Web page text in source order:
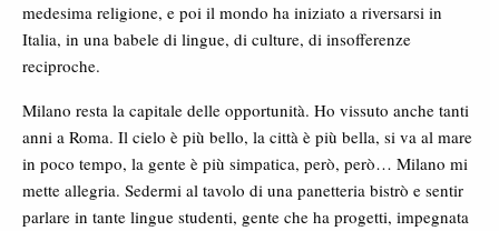
medesima religione, e poi il mondo ha iniziato a riversarsi in
Italia, in una babele di lingue, di culture, di insofferenze
reciproche.
Milano resta la capitale delle opportunità. Ho vissuto anche tanti
anni a Roma. Il cielo è più bello, la città è più bella, si va al mare
in poco tempo, la gente è più simpatica, però, però… Milano mi
mette allegria. Sedermi al tavolo di una panetteria bistrò e sentir
parlare in tante lingue studenti, gente che ha progetti, impegnata